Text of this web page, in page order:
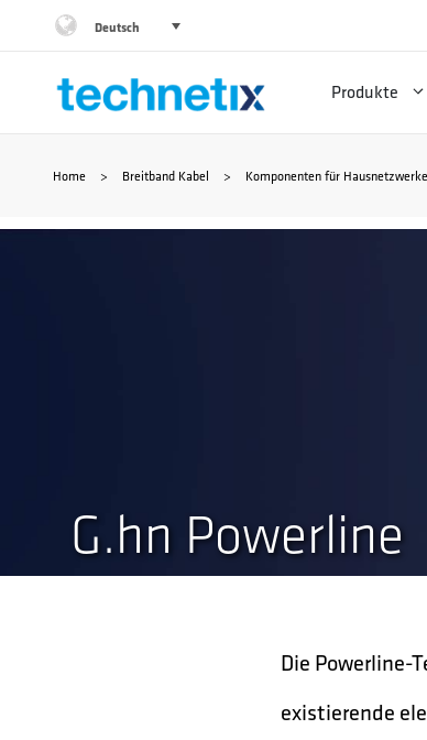
Deutsch
Produkte
Home > Breitband Kabel > Komponenten für Hausnetzwerke
G.hn Powerline
Die Powerline-
existierende